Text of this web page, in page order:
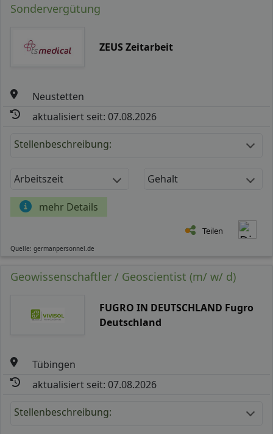
Sondervergütung
ZEUS Zeitarbeit
Neustetten
aktualisiert seit: 07.08.2026
Stellenbeschreibung:
Arbeitszeit Gehalt
mehr Details
Teilen
Quelle: germanpersonnel.de
Geowissenschaftler / Geoscientist (m/ w/ d)
FUGRO IN DEUTSCHLAND Fugro
Deutschland
Tübingen
aktualisiert seit: 07.08.2026
Stellenbeschreibung: